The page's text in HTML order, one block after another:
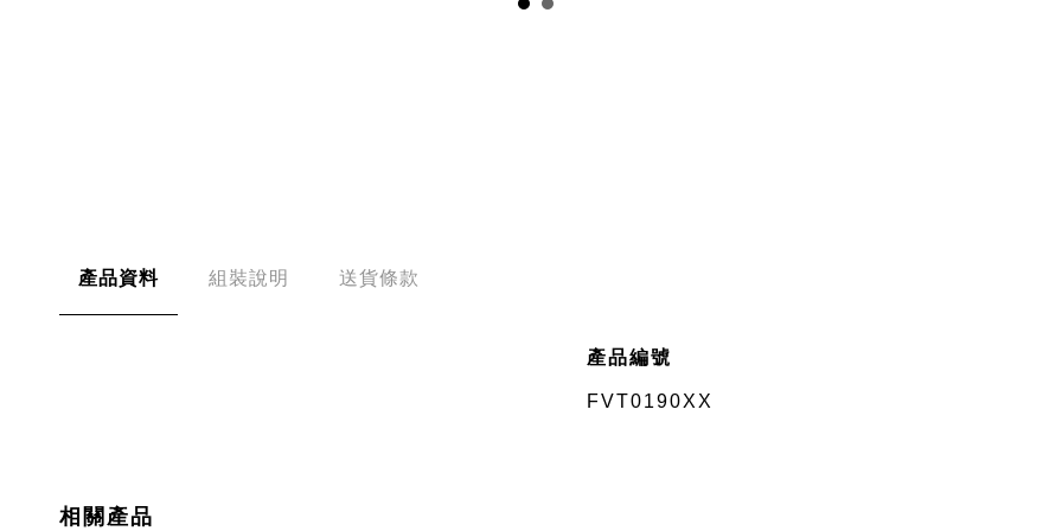
產品資料 組裝說明 送貨條款
產品編號
FVT0190XX
相關產品